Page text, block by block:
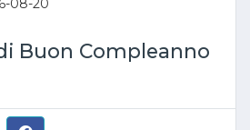
08-20
Buon Compleanno